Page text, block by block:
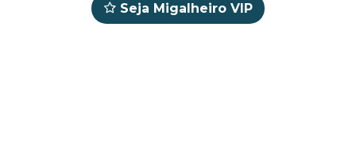
Seja Migalheiro VIP